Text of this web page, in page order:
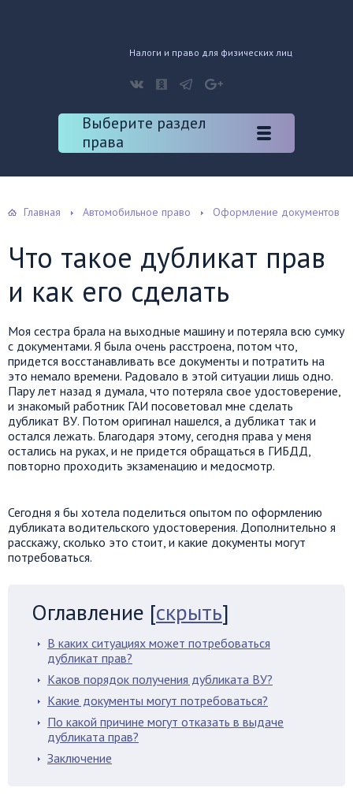
Налоги и право для физических лиц
Выберите раздел
права
Главная Автомобильное право Оформление документов
Что такое дубликат прав
и как его сделать
Моя сестра брала на выходные машину и потеряла всю сумку
с документами. Я была очень расстроена, потом что,
придется восстанавливать все документы и потратить на
это немало времени. Радовало в этой ситуации лишь одно.
Пару лет назад я думала, что потеряла свое удостоверение,
и знакомый работник ГАИ посоветовал мне сделать
дубликат ВУ. Потом оригинал нашелся, а дубликат так и
остался лежать. Благодаря этому, сегодня права у меня
остались на руках, и не придется обращаться в ГИБДД,
повторно проходить экзаменацию и медосмотр.
Сегодня я бы хотела поделиться опытом по оформлению
дубликата водительского удостоверения. Дополнительно я
расскажу, сколько это стоит, и какие документы могут
потребоваться.
Оглавление [скрыть]
В каких ситуациях может потребоваться
дубликат прав?
Каков порядок получения дубликата ВУ?
Какие документы могут потребоваться?
По какой причине могут отказать в выдаче
дубликата прав?
Заключение